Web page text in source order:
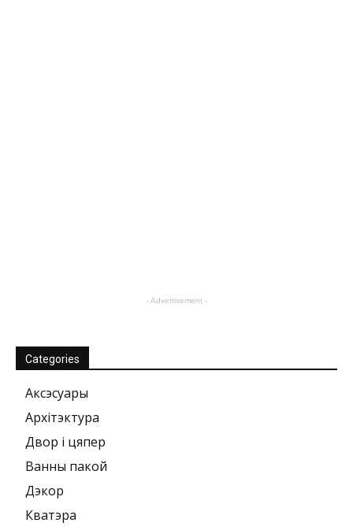
- Advertisement -
Categories
Аксэсуары
Архітэктура
Двор і цяпер
Ванны пакой
Дэкор
Кватэра